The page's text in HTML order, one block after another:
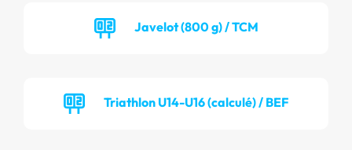
Javelot (800 g) / TCM
Triathlon U14-U16 (calculé) / BEF